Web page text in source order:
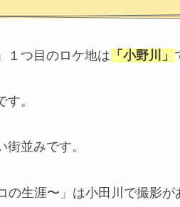
１つ目のロケ地は 「小野川」
。
並みです。
生涯〜」は小田川で撮影が